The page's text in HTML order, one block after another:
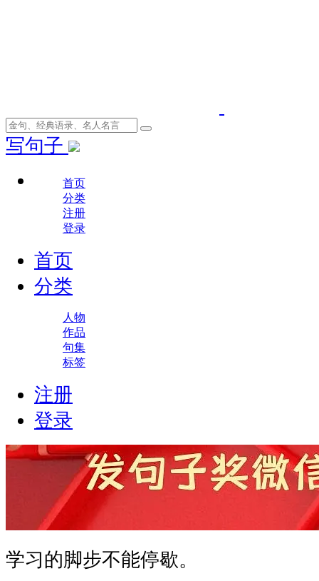
写句子
首页
分类
注册
登录
首页
分类
人物
作品
句集
标签
注册
登录
学习的脚步不能停歇。